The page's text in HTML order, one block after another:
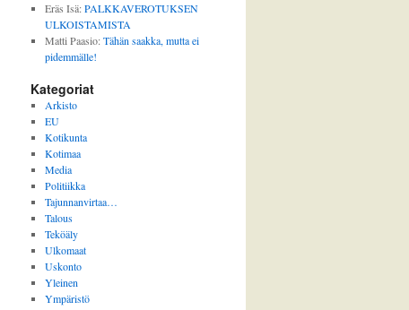
Eräs Isä:PALKKAVEROTUKSEN
ULKOISTAMISTA
Matti Paasio:Tähän saakka, mutta ei
pidemmälle!
Kategoriat
Arkisto
EU
Kotikunta
Kotimaa
Media
Politiikka
Tajunnanvirtaa…
Talous
Teköäly
Ulkomaat
Uskonto
Yleinen
Ympäristö